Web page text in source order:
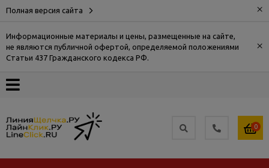
Полная версия сайта ×
Информационные материалы и цены, размещенные на сайте,
не являются публичной офертой, определяемой положениями
Статьи 437 Гражданского кодекса РФ.
×
О
Доставка
0